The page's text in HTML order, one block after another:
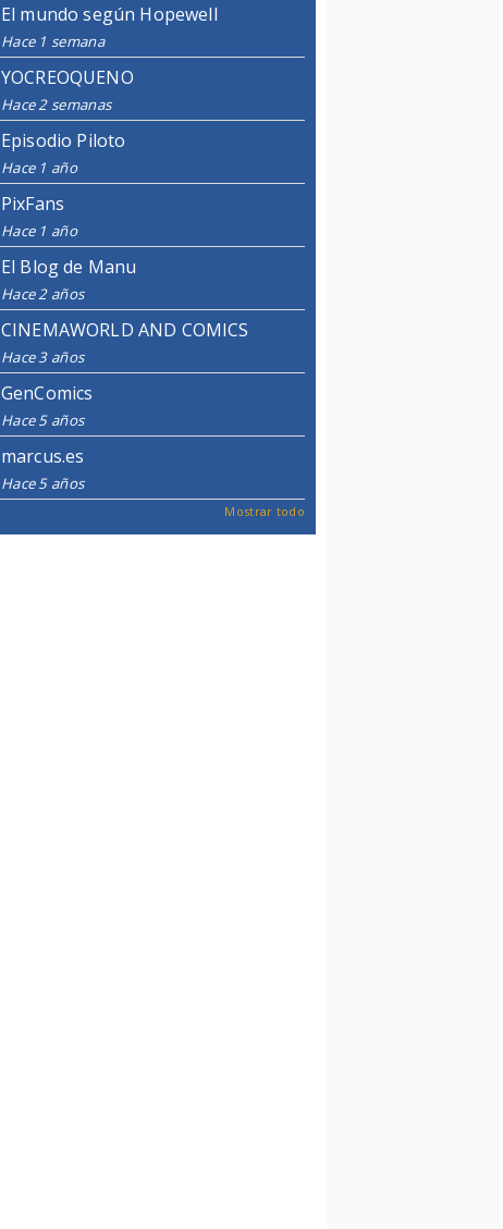
El mundo según Hopewell
Hace 1 semana
YOCREOQUENO
Hace 2 semanas
Episodio Piloto
Hace 1 año
PixFans
Hace 1 año
El Blog de Manu
Hace 2 años
CINEMAWORLD AND COMICS
Hace 3 años
GenComics
Hace 5 años
marcus.es
Hace 5 años
Mostrar todo